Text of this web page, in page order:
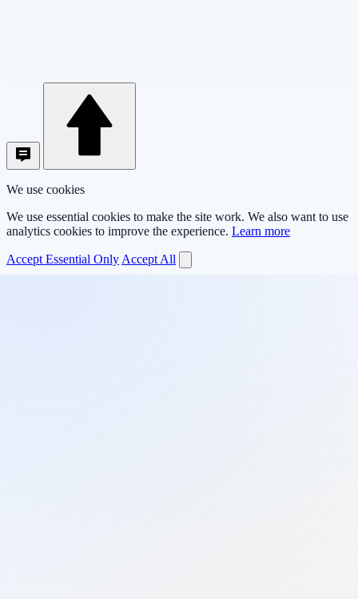
We use cookies
We use essential cookies to make the site work. We also want to use
analytics cookies to improve the experience. Learn more
Accept Essential Only Accept All